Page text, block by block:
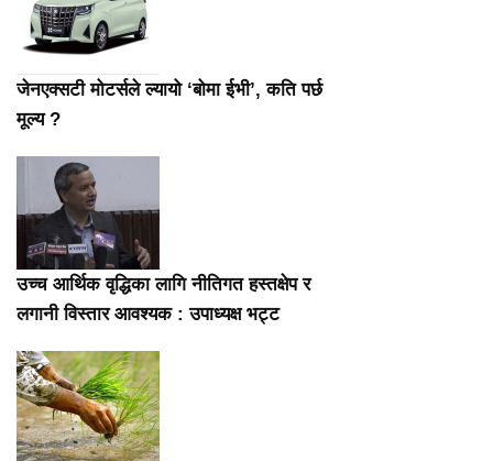
जेनएक्सटी मोटर्सले ल्यायो ‘बोमा ईभी’, कति पर्छ
मूल्य ?
उच्च आर्थिक वृद्धिका लागि नीतिगत हस्तक्षेप र
लगानी विस्तार आवश्यक : उपाध्यक्ष भट्ट